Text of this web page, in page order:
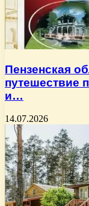
Пензенская
путешествие
и…
14.07.2026